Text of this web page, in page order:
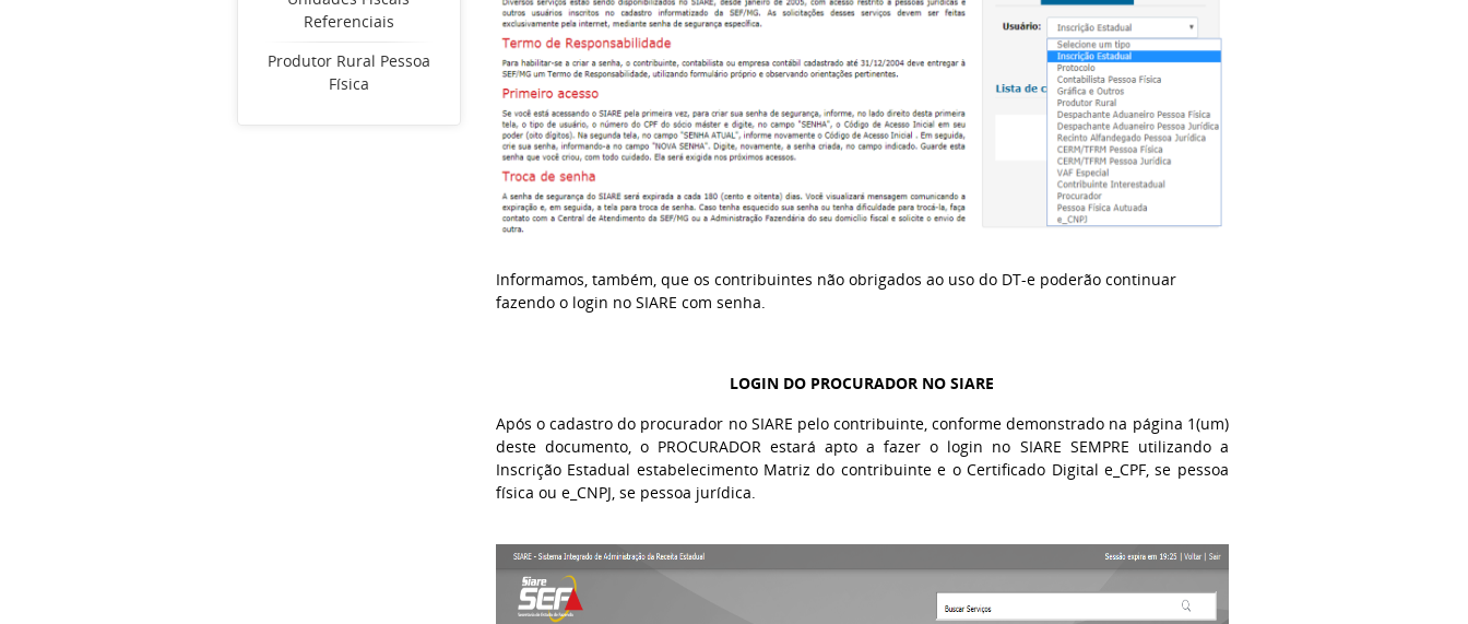
Referenciais
Produtor Rural Pessoa
Física
Informamos, também, que os contribuintes não obrigados ao uso do DT-e poderão continuar
fazendo o login no SIARE com senha.
LOGIN DO PROCURADOR NO SIARE
Após o cadastro do procurador no SIARE pelo contribuinte, conforme demonstrado na página 1(um)
deste documento, o PROCURADOR estará apto a fazer o login no SIARE SEMPRE utilizando a
Inscrição Estadual estabelecimento Matriz do contribuinte e o Certificado Digital e_CPF, se pessoa
física ou e_CNPJ, se pessoa jurídica.